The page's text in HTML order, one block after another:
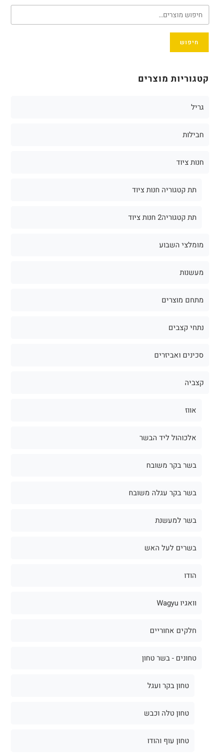
חיפוש
קטגוריות מוצרים
גריל
חבילות
חנות ציוד
תת קטגוריה חנות ציוד
תת קטגוריה2 חנות ציוד
מומלצי השבוע
מעשנות
מתחם מוצרים
נתחי קצבים
סכינים ואביזרים
קצביה
אווז
אלכוהול ליד הבשר
בשר בקר משובח
בשר בקר עגלה משובח
בשר למעשנת
בשרים לעל האש
הודו
וואגיו Wagyu
חלקים אחוריים
טחונים - בשר טחון
טחון בקר ועגל
טחון טלה וכבש
טחון עוף והודו